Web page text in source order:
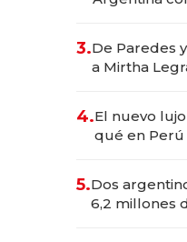
las marcas
3.De Paredes
a Mirtha
4.El nuevo
qué en Perú
para
5.Dos
6,2 millones